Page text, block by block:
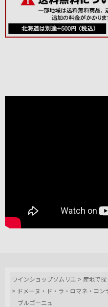
ワインショップソムリエ > 産地で探
> ドメーヌ・ド・ラ・ロマネ・コ
ブルゴーニュ